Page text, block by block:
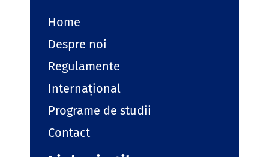
Home
Despre noi
Regulamente
Internațional
Programe de studii
Contact